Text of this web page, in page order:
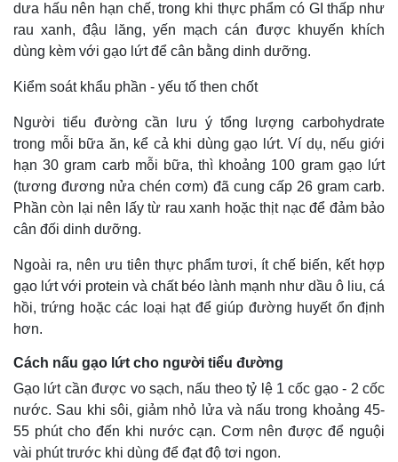
dưa hấu nên hạn chế, trong khi thực phẩm có GI thấp như
rau xanh, đậu lăng, yến mạch cán được khuyến khích
dùng kèm với gạo lứt để cân bằng dinh dưỡng.
Kiểm soát khẩu phần - yếu tố then chốt
Người tiểu đường cần lưu ý tổng lượng carbohydrate
trong mỗi bữa ăn, kể cả khi dùng gạo lứt. Ví dụ, nếu giới
hạn 30 gram carb mỗi bữa, thì khoảng 100 gram gạo lứt
(tương đương nửa chén cơm) đã cung cấp 26 gram carb.
Phần còn lại nên lấy từ rau xanh hoặc thịt nạc để đảm bảo
cân đối dinh dưỡng.
Ngoài ra, nên ưu tiên thực phẩm tươi, ít chế biến, kết hợp
gạo lứt với protein và chất béo lành mạnh như dầu ô liu, cá
hồi, trứng hoặc các loại hạt để giúp đường huyết ổn định
hơn.
Cách nấu gạo lứt cho người tiểu đường
Gạo lứt cần được vo sạch, nấu theo tỷ lệ 1 cốc gạo - 2 cốc
nước. Sau khi sôi, giảm nhỏ lửa và nấu trong khoảng 45-
55 phút cho đến khi nước cạn. Cơm nên được để nguội
vài phút trước khi dùng để đạt độ tơi ngon.